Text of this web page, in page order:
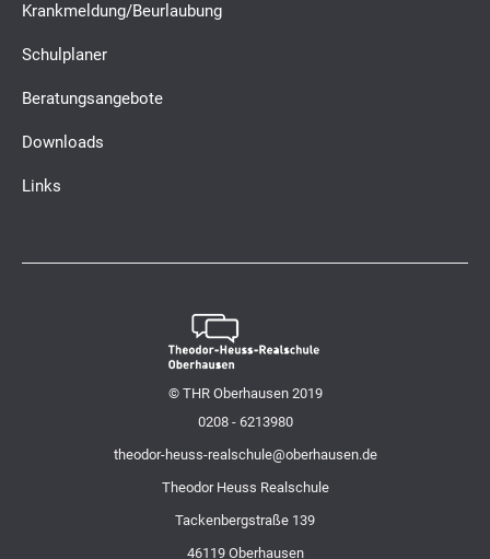
Krankmeldung/Beurlaubung
Schulplaner
Beratungsangebote
Downloads
Links
© THR Oberhausen 2019
0208 - 6213980
theodor-heuss-realschule@oberhausen.de
Theodor Heuss Realschule
Tackenbergstraße 139
46119 Oberhausen